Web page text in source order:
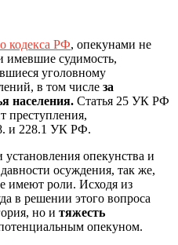
кодекса РФ, опекунами не
судимость,
уголовному
в том числе за
населения. Статья 25 УК РФ
преступления,
и 228.1 УК РФ.
опекунства и
осуждения, так же,
имеют роли. Исходя из
в решении этого вопроса
но и тяжесть
опекуном.